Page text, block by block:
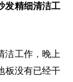
发精细清洁工
洁工作， 晚上
板没有已经干